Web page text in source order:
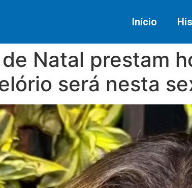
Início
Natal prestam
será nesta